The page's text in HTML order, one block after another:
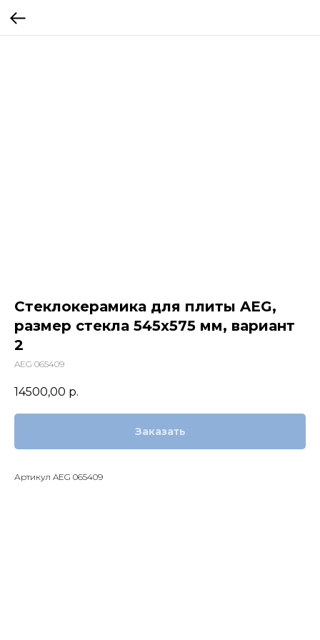
Стеклокерамика для плиты AEG,
размер стекла 545х575 мм, вариант
2
AEG 065409
14500,00 р.
Заказать
Артикул AEG 065409